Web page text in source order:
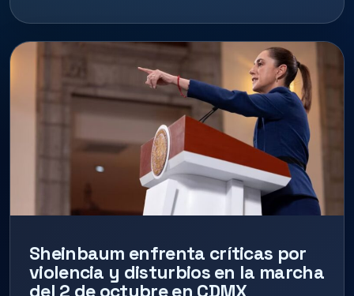
Sheinbaum enfrenta críticas por
violencia y disturbios en la marcha
del 2 de octubre en CDMX